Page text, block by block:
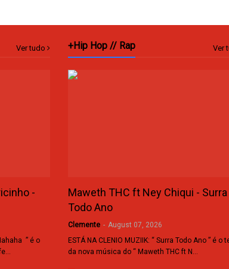
Ver tudo
-
” é o
+Hip Hop // Rap Ver
Maweth THC ft Ney Chiqui - Surra
Todo Ano
Clemente - August 07, 2026
ESTÁ NA CLENIO MUZIIK: “ Surra Todo Ano ” é o
da nova música do “ Maweth THC ft N…